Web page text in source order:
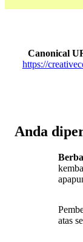
Canonical
https://
Anda
atas